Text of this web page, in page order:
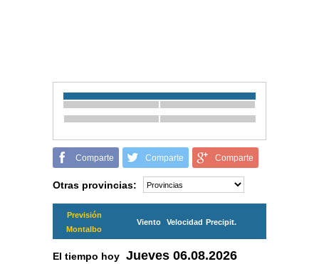
Comparte Comparte Comparte
Otras provincias:
Previsión
Montalbo
Viento Velocidad Precipit.
El tiempo hoy Jueves 06.08.2026